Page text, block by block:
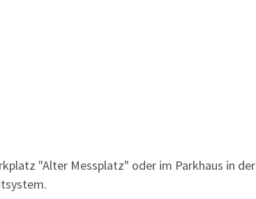
"Alter Messplatz" oder im Parkhaus in der